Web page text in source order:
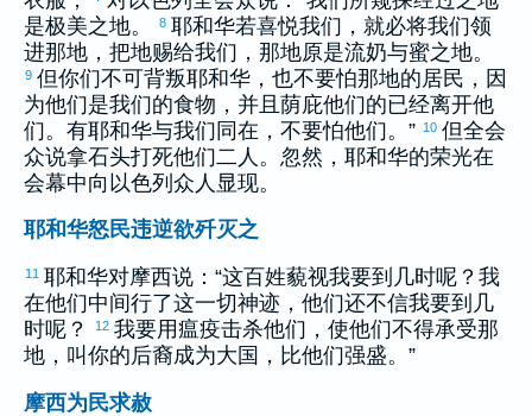
是极美之地。
8 耶和华若喜悦我们，就必将我们领
进那地，把地赐给我们，那地原是流奶与蜜之地。
9 但你们不可背叛耶和华，也不要怕那地的居民，因
为他们是我们的食物，并且荫庇他们的已经离开他
们。有耶和华与我们同在，不要怕他们。” 10 但全会
众说拿石头打死他们二人。忽然，耶和华的荣光在
会幕中向 以色列 众人显现。
耶和华怒民违逆欲歼灭之
11 耶和华对摩西说：“这百姓藐视我要到几时呢？我
在他们中间行了这一切神迹，他们还不信我要到几
时呢？
12 我要用瘟疫击杀他们，使他们不得承受那
地，叫你的后裔成为大国，比他们强盛。”
摩西为民求赦